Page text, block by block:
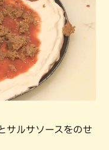
サルサソースをのせ